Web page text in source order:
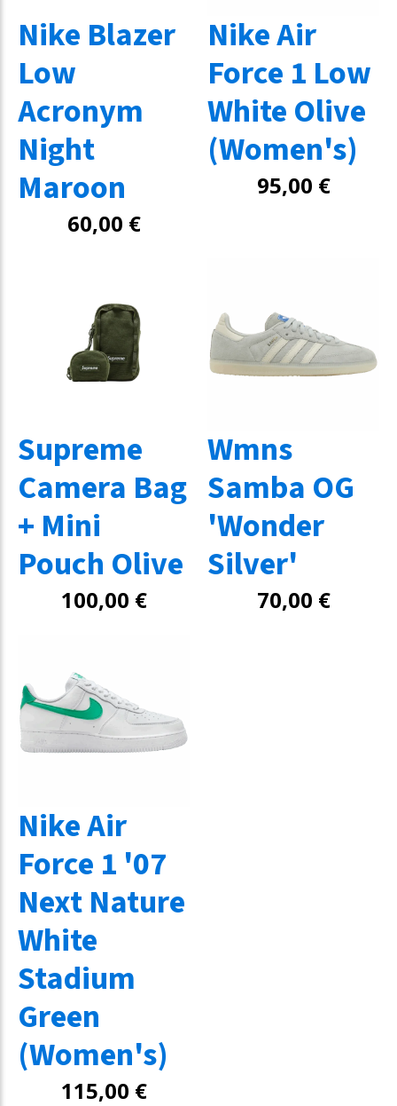
Nike Blazer
Low
Acronym
Night
Maroon
60,00 €
Nike Air
Force 1 Low
White Olive
(Women's)
95,00 €
Supreme
Camera Bag
+ Mini
Pouch Olive
100,00 €
Wmns
Samba OG
'Wonder
Silver'
70,00 €
Nike Air
Force 1 '07
Next Nature
White
Stadium
Green
(Women's)
115,00 €